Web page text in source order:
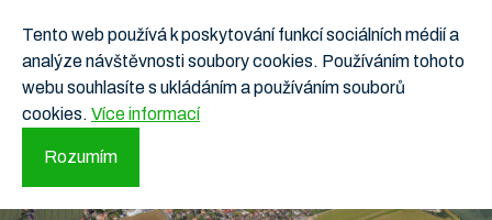
Tento web používá k poskytování funkcí sociálních médií a
analýze návštěvnosti soubory cookies. Používáním tohoto
webu souhlasíte s ukládáním a používáním souborů
cookies. Více informací
Rozumím